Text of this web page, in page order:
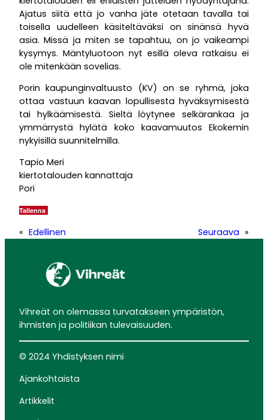
Ajatus siitä että jo vanha jäte otetaan tavalla tai
toisella uudelleen käsiteltäväksi on sinänsä hyvä
asia. Missä ja miten se tapahtuu, on jo vaikeampi
kysymys. Mäntyluotoon nyt esillä oleva ratkaisu ei
ole mitenkään sovelias.
Porin kaupunginvaltuusto (KV) on se ryhmä, joka
ottaa vastuun kaavan lopullisesta hyväksymisestä
tai hylkäämisestä. Sieltä löytynee selkärankaa ja
ymmärrystä hylätä koko kaavamuutos Ekokemin
nykyisillä suunnitelmilla.
Tapio Meri
kiertotalouden kannattaja
Pori
Tallenna
« Edellinen Seuraava »
Vihreät on olemassa turvatakseen ympäristön,
ihmisten ja politiikan tulevaisuuden.
© 2024 Yhdistyksen nimi
Ajankohtaista
Artikkelit